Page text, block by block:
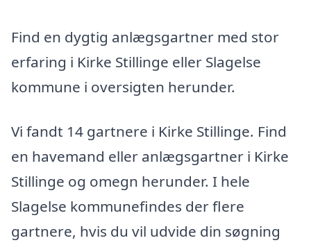
Find en dygtig anlægsgartner med stor
erfaring i Kirke Stillinge eller Slagelse
kommune i oversigten herunder.
Vi fandt 14 gartnere i Kirke Stillinge. Find
en havemand eller anlægsgartner i Kirke
Stillinge og omegn herunder. I hele
Slagelse kommunefindes der flere
gartnere, hvis du vil udvide din søgning